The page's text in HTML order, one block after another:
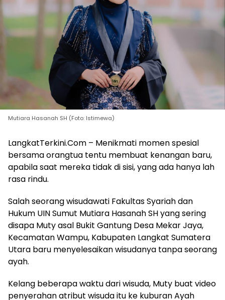
Mutiara Hasanah SH (Foto: Istimewa)
LangkatTerkini.Com – Menikmati momen spesial
bersama orangtua tentu membuat kenangan baru,
apabila saat mereka tidak di sisi, yang ada hanya lah
rasa rindu.
Salah seorang wisudawati Fakultas Syariah dan
Hukum UIN Sumut Mutiara Hasanah SH yang sering
disapa Muty asal Bukit Gantung Desa Mekar Jaya,
Kecamatan Wampu, Kabupaten Langkat Sumatera
Utara baru menyelesaikan wisudanya tanpa seorang
ayah.
Kelang beberapa waktu dari wisuda, Muty buat video
penyerahan atribut wisuda itu ke kuburan Ayah